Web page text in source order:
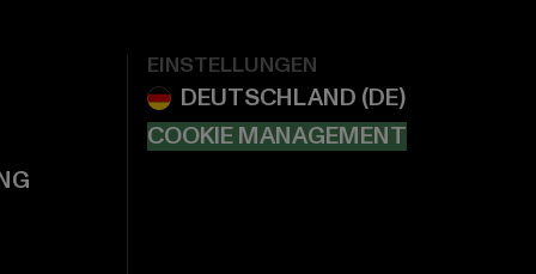
EINSTELLUNGEN
COOKIE MANAGEMENT